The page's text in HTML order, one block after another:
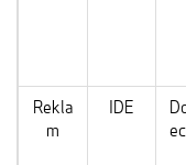
Rekla
m
IDE